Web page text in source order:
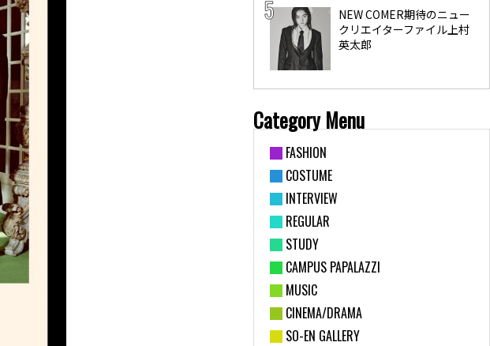
NEW COMER期待のニュー
クリエイターファイル上村
英太郎
Category Menu
FASHION
COSTUME
INTERVIEW
REGULAR
STUDY
CAMPUS PAPALAZZI
MUSIC
CINEMA/DRAMA
SO-EN GALLERY